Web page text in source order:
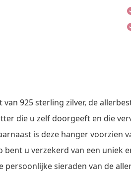
925 sterling zilver, de
die u zelf doorgeeft en die
is deze hanger
u verzekerd van een uniek
persoonlijke sieraden van de